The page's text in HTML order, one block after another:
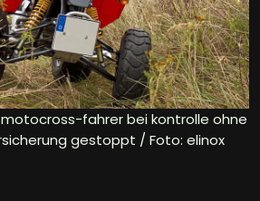
fahrer bei kontrolle ohne
gestoppt / Foto: elinox